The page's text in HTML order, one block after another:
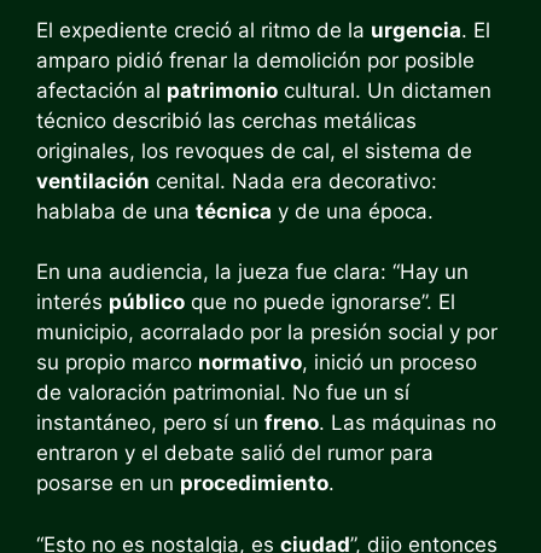
El expediente creció al ritmo de la urgencia. El
amparo pidió frenar la demolición por posible
afectación al patrimonio cultural. Un dictamen
técnico describió las cerchas metálicas
originales, los revoques de cal, el sistema de
ventilación cenital. Nada era decorativo:
hablaba de una técnica y de una época.
En una audiencia, la jueza fue clara: “Hay un
interés público que no puede ignorarse”. El
municipio, acorralado por la presión social y por
su propio marco normativo, inició un proceso
de valoración patrimonial. No fue un sí
instantáneo, pero sí un freno. Las máquinas no
entraron y el debate salió del rumor para
posarse en un procedimiento.
“Esto no es nostalgia, es ciudad”, dijo entonces